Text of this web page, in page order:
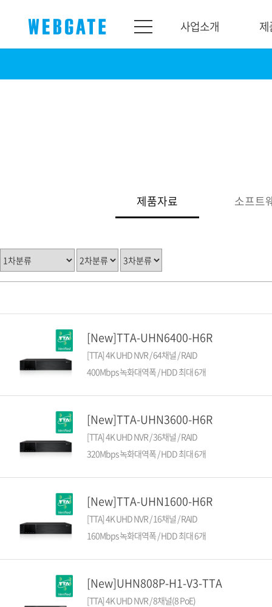
광고
대리점
DVR
PoC 솔루션
PoC DVR
AHD / TVI
DVR
카메라
특화제품
불꽃감지 카메라
외장 스토리지
자동 게이트 솔루션
키보드
기타
모바일
재분배서버
사업소개
제품자료 소프트
[New]TTA-UHN6400-H6R
[TTA] 4K UHD NVR / 64채널 / RAID
400Mbps 녹화대역폭 / HDD 최대 6개
[New]TTA-UHN3600-H6R
[TTA] 4K UHD NVR / 36채널 / RAID
320Mbps 녹화대역폭 / HDD 최대 6개
[New]TTA-UHN1600-H6R
[TTA] 4K UHD NVR / 16채널 / RAID
160Mbps 녹화대역폭 / HDD 최대 6개
[New]UHN808P-H1-V3-TTA
[TTA] 4K UHD NVR / 8채널(8 PoE)